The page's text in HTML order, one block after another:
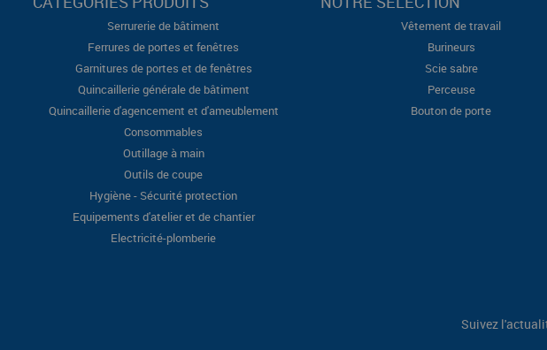
Serrurerie de bâtiment
Ferrures de portes et fenêtres
Garnitures de portes et de fenêtres
Quincaillerie générale de bâtiment
Quincaillerie d'agencement et d'ameublement
Consommables
Outillage à main
Outils de coupe
Hygiène - Sécurité protection
Equipements d'atelier et de chantier
Electricité-plomberie
Vêtement de travail
Burineurs
Scie sabre
Perceuse
Bouton de porte
Suivez